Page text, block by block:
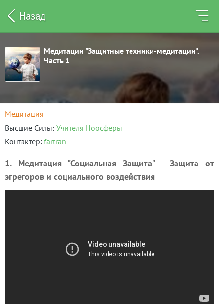
Назад
Медитации "Защитные техники-медитации".
Часть 1
Медитация
Высшие Силы Учителя Ноосферы
Контактер fartran
1. Медитация "Социальная Защита" - Защита от
эгрегоров и социального воздействия